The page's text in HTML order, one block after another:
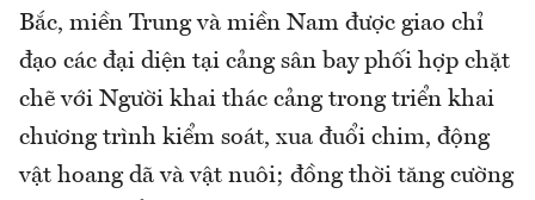
Bắc, miền Trung và miền Nam được giao chỉ
đạo các đại diện tại cảng sân bay phối hợp chặt
chẽ với Người khai thác cảng trong triển khai
chương trình kiểm soát, xua đuổi chim, động
vật hoang dã và vật nuôi; đồng thời tăng cường